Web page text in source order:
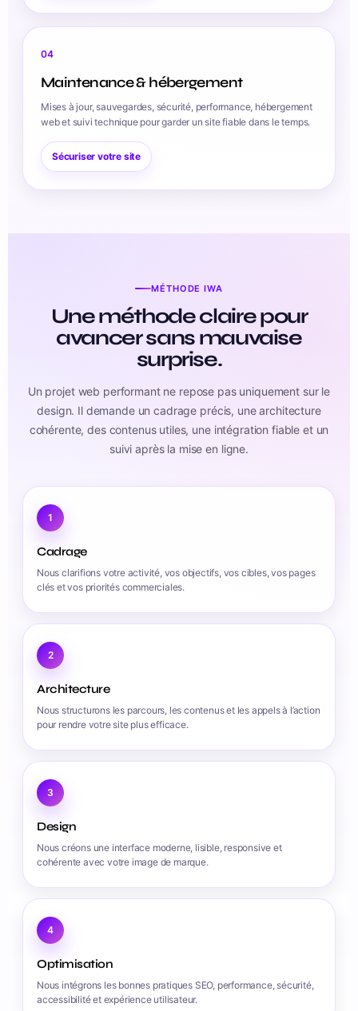
04
Maintenance & hébergement
Mises à jour, sauvegardes, sécurité, performance, hébergement
web et suivi technique pour garder un site fiable dans le temps.
Sécuriser votre site
MÉTHODE IWA
Une méthode claire pour
avancer sans mauvaise
surprise.
Un projet web performant ne repose pas uniquement sur le
design. Il demande un cadrage précis, une architecture
cohérente, des contenus utiles, une intégration fiable et un
suivi après la mise en ligne.
1
Cadrage
Nous clarifions votre activité, vos objectifs, vos cibles, vos pages
clés et vos priorités commerciales.
2
Architecture
Nous structurons les parcours, les contenus et les appels à l’action
pour rendre votre site plus efficace.
3
Design
Nous créons une interface moderne, lisible, responsive et
cohérente avec votre image de marque.
4
Optimisation
Nous intégrons les bonnes pratiques SEO, performance, sécurité,
accessibilité et expérience utilisateur.